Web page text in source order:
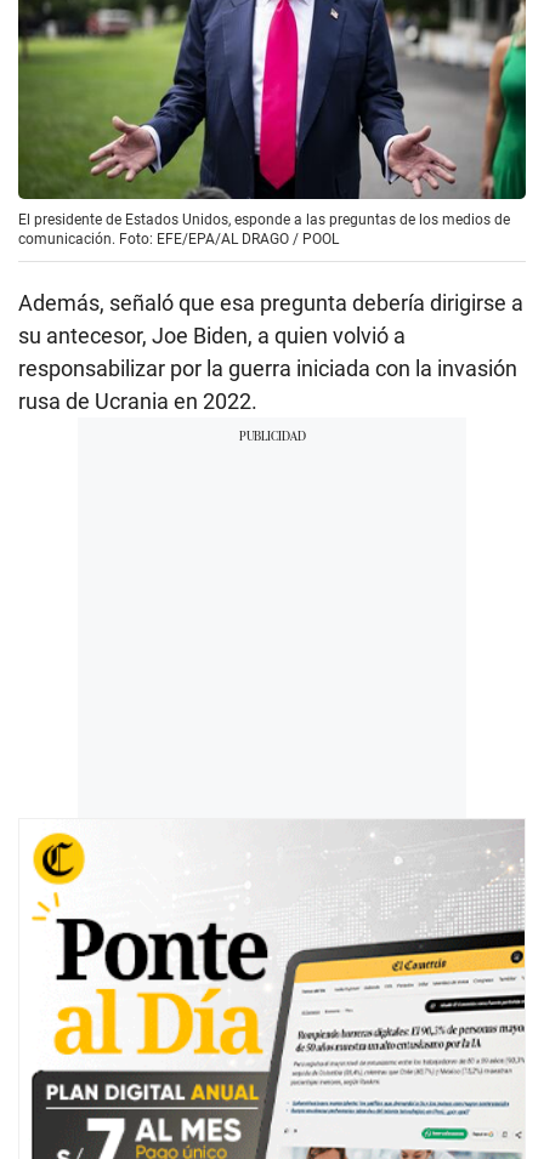
El presidente de Estados Unidos, esponde a las preguntas de los medios de
comunicación. Foto: EFE/EPA/AL DRAGO / POOL
Además, señaló que esa pregunta debería dirigirse a
su antecesor, Joe Biden, a quien volvió a
responsabilizar por la guerra iniciada con la invasión
rusa de Ucrania en 2022.